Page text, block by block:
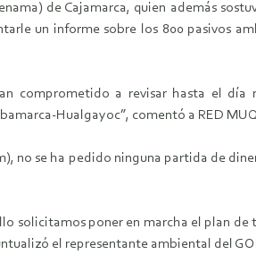
de Cajamarca, quien además
un informe sobre los 800 pasivos
comprometido a revisar hasta el día
Hualgayoc”, comentó a RED
no se ha pedido ninguna partida de
solicitamos poner en marcha el plan de
el representante ambiental del